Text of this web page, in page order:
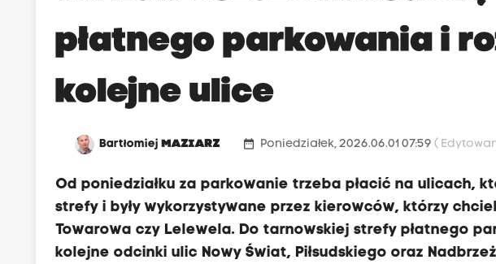
płatnego parkowania i
kolejne ulice
BartłomiejMAZIARZ date_range Poniedziałek, 2026.06.01 07:59(
Od poniedziałku za parkowanie trzeba płacić na ulicach,
strefy i były wykorzystywane przez kierowców, którzy
Towarowa czy Lelewela. Do tarnowskiej strefy płatnego
kolejne odcinki ulic Nowy Świat, Piłsudskiego oraz